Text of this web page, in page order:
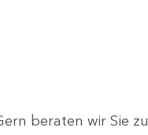
beraten wir Sie zu